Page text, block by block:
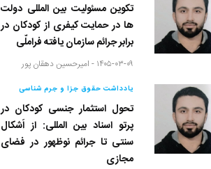
تکوین مسئولیت بین المللی دولت
ها در حمایت کیفری از کودکان در
برابر جرائم سازمان یافته فراملّی
۱۴۰۵-۰۳-۰۹ - امیرحسین دهقان پور
یادداشت حقوق جزا و جرم شناسی
تحول استثمار جنسی کودکان در
پرتو اسناد بین المللی: از اَشکال
سنتی تا جرائم نوظهور در فضای
مجازی